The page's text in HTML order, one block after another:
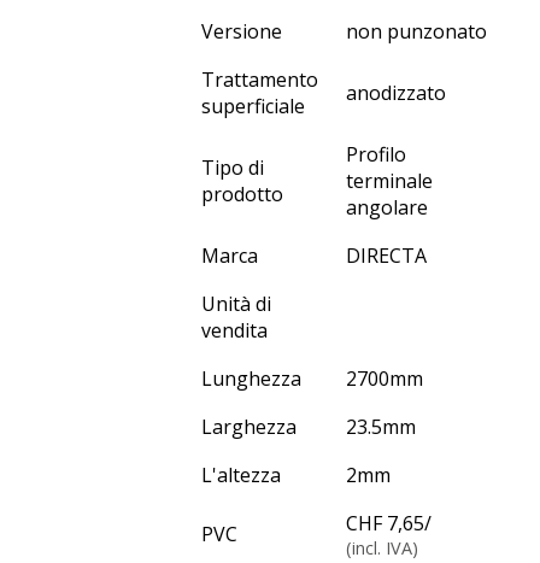
Versione
non punzonato
Trattamento
superficiale
anodizzato
Tipo di
prodotto
Profilo
terminale
angolare
Marca
DIRECTA
Unità di
vendita
Lunghezza
2700mm
Larghezza
23.5mm
L'altezza
2mm
PVC CHF 7,65/
(incl. IVA)